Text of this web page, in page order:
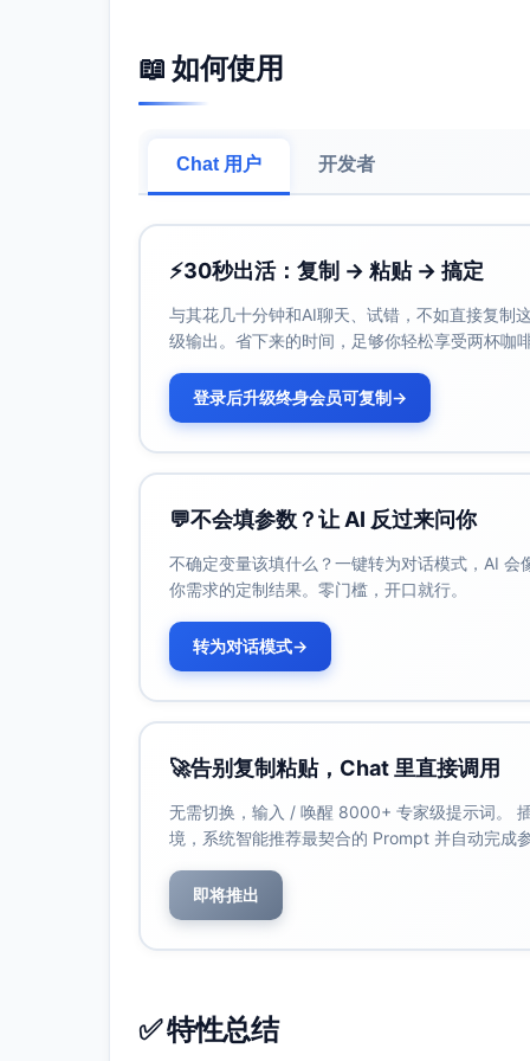
📖 如何使用
Chat 用户 开发者
⚡30秒出活：复制 → 粘贴 → 搞定
与其花几十分钟和AI聊天、试错，不如直接复制
级输出。省下来的时间，足够你轻松享受两杯咖
登录后升级终身会员可复制→
💬不会填参数？让 AI 反过来问你
不确定变量该填什么？一键转为对话模式，AI
你需求的定制结果。零门槛，开口就行。
转为对话模式→
🚀告别复制粘贴，Chat 里直接调用
无需切换，输入 / 唤醒 8000+ 专家级提示词。
境，系统智能推荐最契合的 Prompt 并自动完成
即将推出
✅ 特性总结